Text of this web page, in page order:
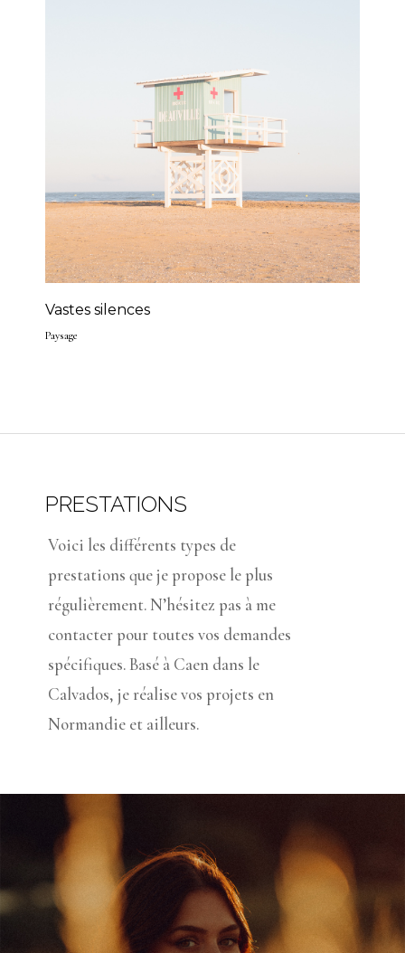
Vastes silences
Paysage
PRESTATIONS
Voici les différents types de
prestations que je propose le plus
régulièrement. N’hésitez pas à me
contacter pour toutes vos demandes
spécifiques. Basé à Caen dans le
Calvados, je réalise vos projets en
Normandie et ailleurs.